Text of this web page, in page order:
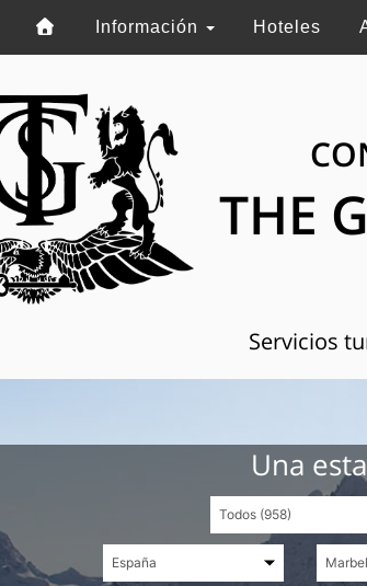
Información Hoteles
THE
Servicios
Una